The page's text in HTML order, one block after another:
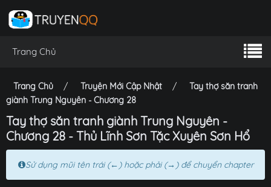
Trang Chủ
Trang Chủ Truyện Mới Cập Nhật
Tay thợ săn tranh
giành Trung Nguyên - Chương 28
Tay thợ săn tranh giành Trung Nguyên -
Chương 28 - Thủ Lĩnh Sơn Tặc Xuyên Sơn Hổ
Sử dụng mũi tên trái (←) hoặc phải (→) để chuyển chapter